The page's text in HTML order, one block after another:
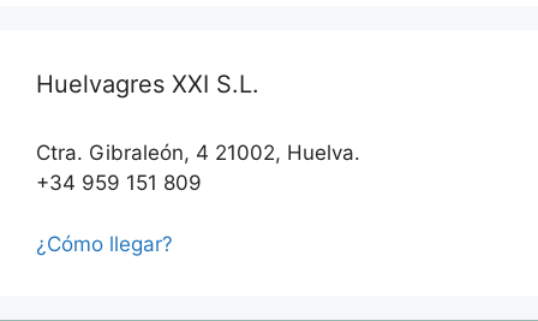
Huelvagres XXI S.L.
Ctra. Gibraleón, 4 21002, Huelva.
+34 959 151 809
¿Cómo llegar?